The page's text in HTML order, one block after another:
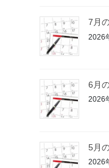
7月
2026
6月
2026
5月
2026